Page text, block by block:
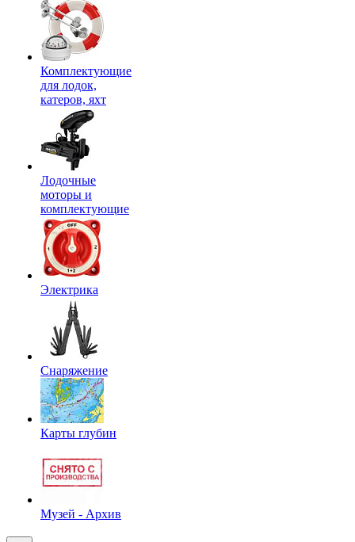
Комплектующие
для лодок,
катеров, яхт
Лодочные
моторы и
комплектующие
Электрика
Снаряжение
Карты глубин
Музей - Архив